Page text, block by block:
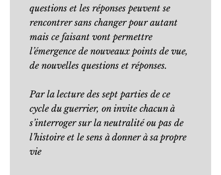
questions et les réponses peuvent se
rencontrer sans changer pour autant
mais ce faisant vont permettre
l’émergence de nouveaux points de vue,
de nouvelles questions et réponses.
Par la lecture des sept parties de ce
cycle du guerrier, on invite chacun à
s’interroger sur la neutralité ou pas de
l’histoire et le sens à donner à sa propre
vie